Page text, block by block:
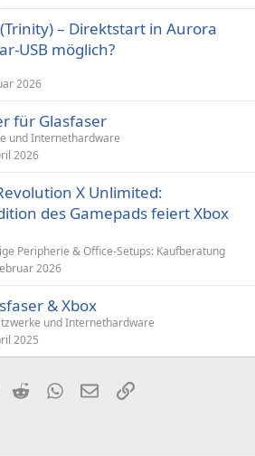
– Direktstart in Aurora
USB möglich?
2026
für Glasfaser
und Internethardware
2026
X Unlimited:
des Gamepads feiert Xbox
Peripherie & Office-Setups: Kaufberatung
2026
& Xbox
und Internethardware
2025
RedditWhatsApp
E-MailLink